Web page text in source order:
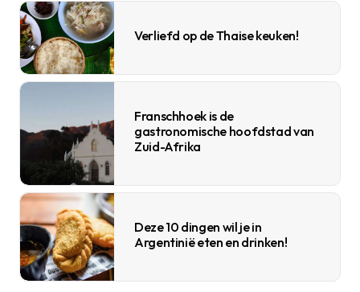
Verliefd op de Thaise keuken!
Franschhoek is de
gastronomische hoofdstad van
Zuid-Afrika
Deze 10 dingen wil je in
Argentinië eten en drinken!